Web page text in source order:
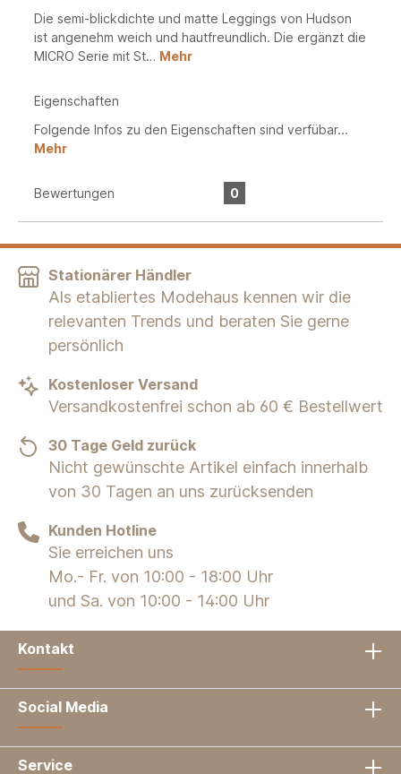
Die semi-blickdichte und matte Leggings von Hudson
ist angenehm weich und hautfreundlich. Die ergänzt die
MICRO Serie mit St… Mehr
Eigenschaften
Folgende Infos zu den Eigenschaften sind verfübar...
Mehr
Bewertungen 0
Stationärer Händler
Als etabliertes Modehaus kennen wir die
relevanten Trends und beraten Sie gerne
persönlich
Kostenloser Versand
Versandkostenfrei schon ab 60 € Bestellwert
30 Tage Geld zurück
Nicht gewünschte Artikel einfach innerhalb
von 30 Tagen an uns zurücksenden
Kunden Hotline
Sie erreichen uns
Mo.- Fr. von 10:00 - 18:00 Uhr
und Sa. von 10:00 - 14:00 Uhr
Kontakt
Social Media
Service